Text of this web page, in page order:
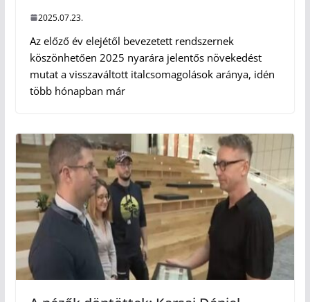
2025.07.23.
Az előző év elejétől bevezetett rendszernek
köszönhetően 2025 nyarára jelentős növekedést
mutat a visszaváltott italcsomagolások aránya, idén
több hónapban már